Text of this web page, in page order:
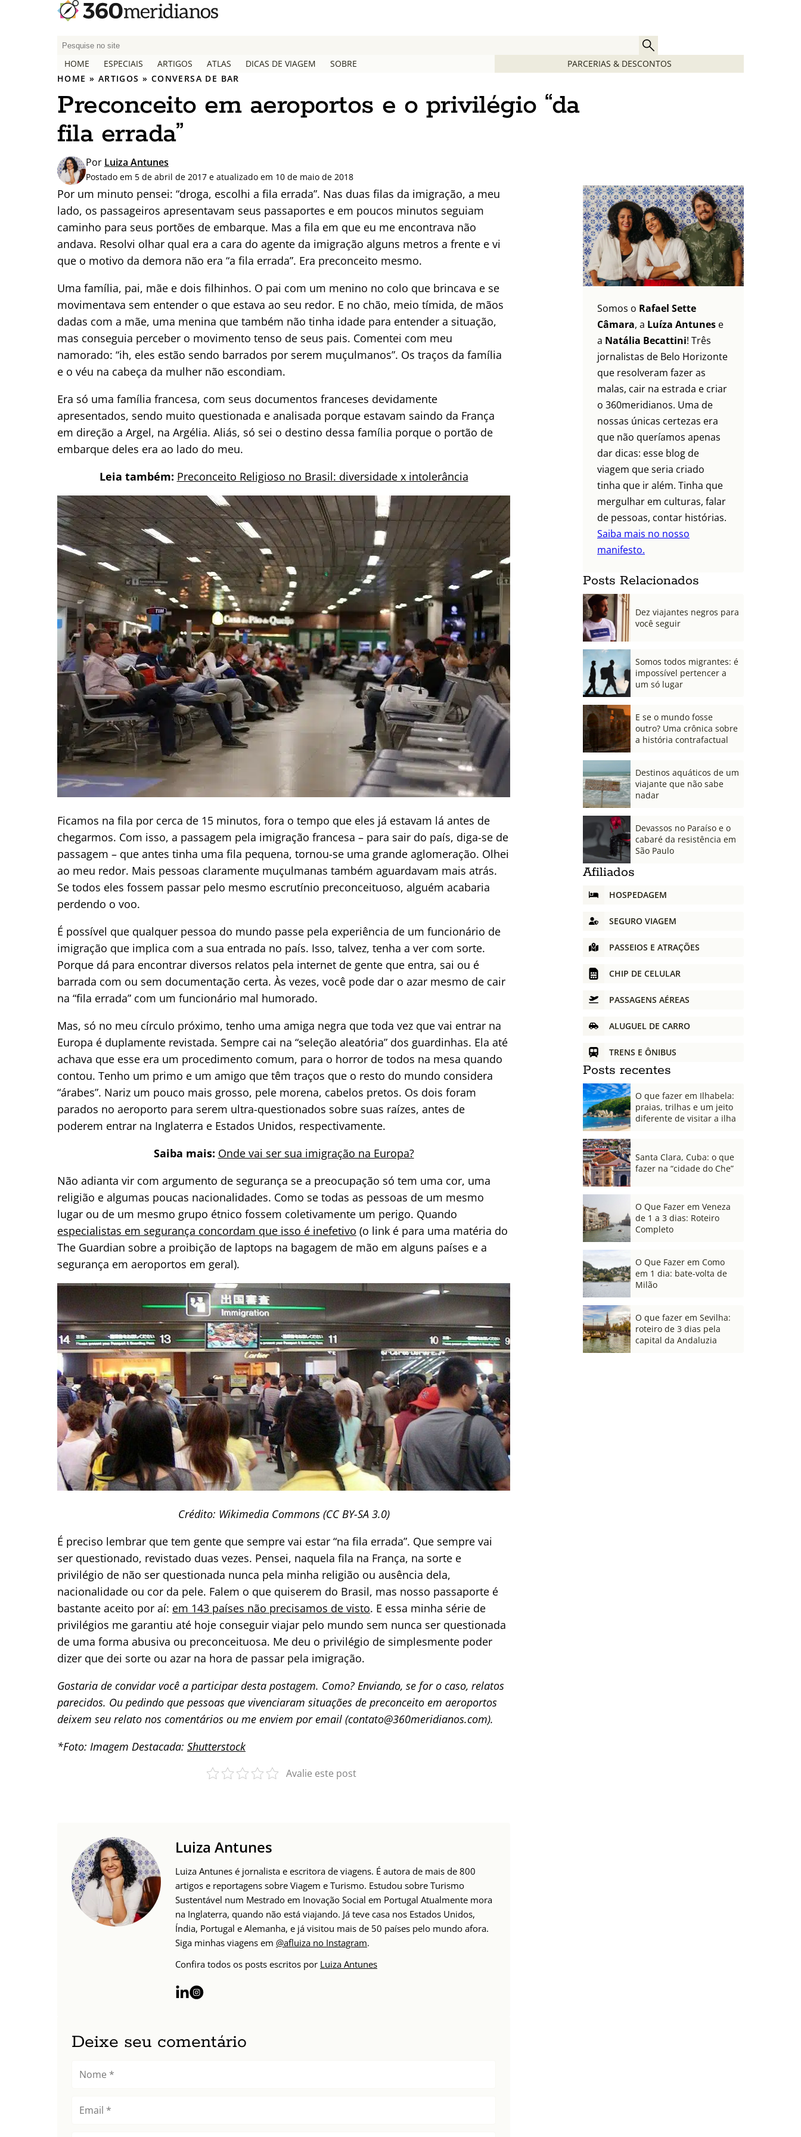
P
q
u
i
s
a
p
o
r
:
HOME ESPECIAIS ARTIGOS ATLAS DICAS DE VIAGEM SOBRE
PARCERIAS & DESCONTOS
HOME » ARTIGOS » CONVERSA DE BAR
Preconceito em aeroportos e o privilégio “da
fila errada”
Por Luiza Antunes
Postado em 5 de abril de 2017 e atualizado em 10 de maio de 2018
Por um minuto pensei: “droga, escolhi a fila errada”. Nas duas filas da imigração, a meu
lado, os passageiros apresentavam seus passaportes e em poucos minutos seguiam
caminho para seus portões de embarque. Mas a fila em que eu me encontrava não
andava. Resolvi olhar qual era a cara do agente da imigração alguns metros a frente e vi
que o motivo da demora não era “a fila errada”. Era preconceito mesmo.
Uma família, pai, mãe e dois filhinhos. O pai com um menino no colo que brincava e se
movimentava sem entender o que estava ao seu redor. E no chão, meio tímida, de mãos
dadas com a mãe, uma menina que também não tinha idade para entender a situação,
mas conseguia perceber o movimento tenso de seus pais. Comentei com meu
namorado: “ih, eles estão sendo barrados por serem muçulmanos”. Os traços da família
e o véu na cabeça da mulher não escondiam.
Era só uma família francesa, com seus documentos franceses devidamente
apresentados, sendo muito questionada e analisada porque estavam saindo da França
em direção a Argel, na Argélia. Aliás, só sei o destino dessa família porque o portão de
embarque deles era ao lado do meu.
Leia também: Preconceito Religioso no Brasil: diversidade x intolerância
Ficamos na fila por cerca de 15 minutos, fora o tempo que eles já estavam lá antes de
chegarmos. Com isso, a passagem pela imigração francesa – para sair do país, diga-se de
passagem – que antes tinha uma fila pequena, tornou-se uma grande aglomeração. Olhei
ao meu redor. Mais pessoas claramente muçulmanas também aguardavam mais atrás.
Se todos eles fossem passar pelo mesmo escrutínio preconceituoso, alguém acabaria
perdendo o voo.
É possível que qualquer pessoa do mundo passe pela experiência de um funcionário de
imigração que implica com a sua entrada no país. Isso, talvez, tenha a ver com sorte.
Porque dá para encontrar diversos relatos pela internet de gente que entra, sai ou é
barrada com ou sem documentação certa. Às vezes, você pode dar o azar mesmo de cair
na “fila errada” com um funcionário mal humorado.
Mas, só no meu círculo próximo, tenho uma amiga negra que toda vez que vai entrar na
Europa é duplamente revistada. Sempre cai na “seleção aleatória” dos guardinhas. Ela até
achava que esse era um procedimento comum, para o horror de todos na mesa quando
contou. Tenho um primo e um amigo que têm traços que o resto do mundo considera
“árabes”. Nariz um pouco mais grosso, pele morena, cabelos pretos. Os dois foram
parados no aeroporto para serem ultra-questionados sobre suas raízes, antes de
poderem entrar na Inglaterra e Estados Unidos, respectivamente.
Saiba mais: Onde vai ser sua imigração na Europa?
Não adianta vir com argumento de segurança se a preocupação só tem uma cor, uma
religião e algumas poucas nacionalidades. Como se todas as pessoas de um mesmo
lugar ou de um mesmo grupo étnico fossem coletivamente um perigo. Quando
especialistas em segurança concordam que isso é inefetivo (o link é para uma matéria do
The Guardian sobre a proibição de laptops na bagagem de mão em alguns países e a
segurança em aeroportos em geral).
Crédito: Wikimedia Commons (CC BY-SA 3.0)
É preciso lembrar que tem gente que sempre vai estar “na fila errada”. Que sempre vai
ser questionado, revistado duas vezes. Pensei, naquela fila na França, na sorte e
privilégio de não ser questionada nunca pela minha religião ou ausência dela,
nacionalidade ou cor da pele. Falem o que quiserem do Brasil, mas nosso passaporte é
bastante aceito por aí: em 143 países não precisamos de visto. E essa minha série de
privilégios me garantiu até hoje conseguir viajar pelo mundo sem nunca ser questionada
de uma forma abusiva ou preconceituosa. Me deu o privilégio de simplesmente poder
dizer que dei sorte ou azar na hora de passar pela imigração.
Gostaria de convidar você a participar desta postagem. Como? Enviando, se for o caso, relatos
parecidos. Ou pedindo que pessoas que vivenciaram situações de preconceito em aeroportos
deixem seu relato nos comentários ou me enviem por email (contato@360meridianos.com).
*Foto: Imagem Destacada: Shutterstock
Avalie este post
Luiza Antunes
Luiza Antunes é jornalista e escritora de viagens. É autora de mais de 800
artigos e reportagens sobre Viagem e Turismo. Estudou sobre Turismo
Sustentável num Mestrado em Inovação Social em Portugal Atualmente mora
na Inglaterra, quando não está viajando. Já teve casa nos Estados Unidos,
Índia, Portugal e Alemanha, e já visitou mais de 50 países pelo mundo afora.
Siga minhas viagens em @afluiza no Instagram.
Confira todos os posts escritos por Luiza Antunes
Deixe seu comentário
Somos o Rafael Sette
Câmara, a Luíza Antunes e
a Natália Becattini! Três
jornalistas de Belo Horizonte
que resolveram fazer as
malas, cair na estrada e criar
o 360meridianos. Uma de
nossas únicas certezas era
que não queríamos apenas
dar dicas: esse blog de
viagem que seria criado
tinha que ir além. Tinha que
mergulhar em culturas, falar
de pessoas, contar histórias.
Saiba mais no nosso
manifesto.
Posts Relacionados
Dez viajantes negros para
você seguir
Somos todos migrantes: é
impossível pertencer a
um só lugar
E se o mundo fosse
outro? Uma crônica sobre
a história contrafactual
Destinos aquáticos de um
viajante que não sabe
nadar
Devassos no Paraíso e o
cabaré da resistência em
São Paulo
Afiliados
HOSPEDAGEM
SEGURO VIAGEM
PASSEIOS E ATRAÇÕES
CHIP DE CELULAR
PASSAGENS AÉREAS
ALUGUEL DE CARRO
TRENS E ÔNIBUS
Posts recentes
O que fazer em Ilhabela:
praias, trilhas e um jeito
diferente de visitar a ilha
Santa Clara, Cuba: o que
fazer na “cidade do Che”
O Que Fazer em Veneza
de 1 a 3 dias: Roteiro
Completo
O Que Fazer em Como
em 1 dia: bate-volta de
Milão
O que fazer em Sevilha:
roteiro de 3 dias pela
capital da Andaluzia